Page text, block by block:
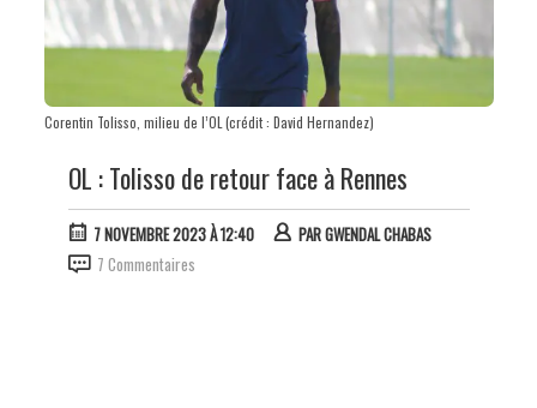
Corentin Tolisso, milieu de l’OL (crédit : David Hernandez)
OL : Tolisso de retour face à Rennes
7 NOVEMBRE 2023 À 12:40 PARGWENDAL CHABAS
7 Commentaires